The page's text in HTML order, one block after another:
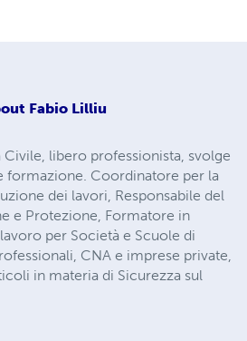
Fabio Lilliu
Civile, libero professionista, svolge
formazione. Coordinatore per la
dei lavori, Responsabile del
e Protezione, Formatore in
per Società e Scuole di
CNA e imprese private,
in materia di Sicurezza sul